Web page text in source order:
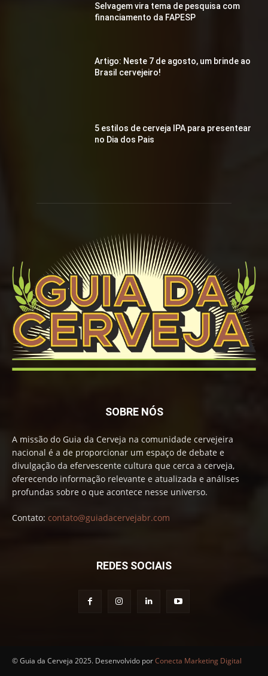
Selvagem vira tema de pesquisa com
financiamento da FAPESP
Artigo: Neste 7 de agosto, um brinde ao
Brasil cervejeiro!
5 estilos de cerveja IPA para presentear
no Dia dos Pais
SOBRE NÓS
A missão do Guia da Cerveja na comunidade cervejeira
nacional é a de proporcionar um espaço de debate e
divulgação da efervescente cultura que cerca a cerveja,
oferecendo informação relevante e atualizada e análises
profundas sobre o que acontece nesse universo.
Contato: contato@guiadacervejabr.com
REDES SOCIAIS
© Guia da Cerveja 2025. Desenvolvido porConecta Marketing Digital